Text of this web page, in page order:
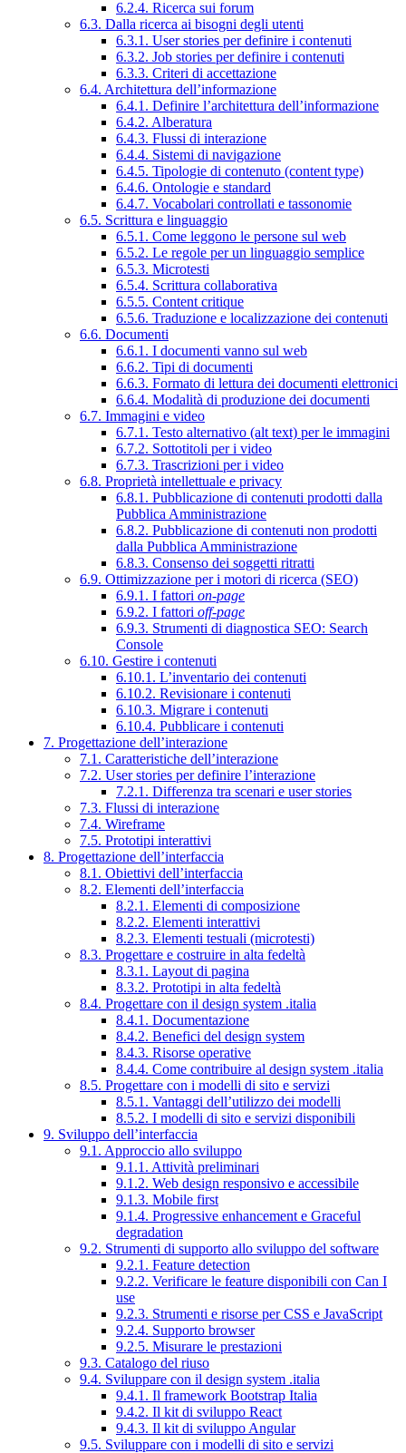
6.2.4. Ricerca sui forum
6.3. Dalla ricerca ai bisogni degli utenti
6.3.1. User stories per definire i contenuti
6.3.2. Job stories per definire i contenuti
6.3.3. Criteri di accettazione
6.4. Architettura dell’informazione
6.4.1. Definire l’architettura dell’informazione
6.4.2. Alberatura
6.4.3. Flussi di interazione
6.4.4. Sistemi di navigazione
6.4.5. Tipologie di contenuto (content type)
6.4.6. Ontologie e standard
6.4.7. Vocabolari controllati e tassonomie
6.5. Scrittura e linguaggio
6.5.1. Come leggono le persone sul web
6.5.2. Le regole per un linguaggio semplice
6.5.3. Microtesti
6.5.4. Scrittura collaborativa
6.5.5. Content critique
6.5.6. Traduzione e localizzazione dei contenuti
6.6. Documenti
6.6.1. I documenti vanno sul web
6.6.2. Tipi di documenti
6.6.3. Formato di lettura dei documenti elettronici
6.6.4. Modalità di produzione dei documenti
6.7. Immagini e video
6.7.1. Testo alternativo (alt text) per le immagini
6.7.2. Sottotitoli per i video
6.7.3. Trascrizioni per i video
6.8. Proprietà intellettuale e privacy
6.8.1. Pubblicazione di contenuti prodotti dalla
Pubblica Amministrazione
6.8.2. Pubblicazione di contenuti non prodotti
dalla Pubblica Amministrazione
6.8.3. Consenso dei soggetti ritratti
6.9. Ottimizzazione per i motori di ricerca (SEO)
6.9.1. I fattori on-page
6.9.2. I fattori off-page
6.9.3. Strumenti di diagnostica SEO: Search
Console
6.10. Gestire i contenuti
6.10.1. L’inventario dei contenuti
6.10.2. Revisionare i contenuti
6.10.3. Migrare i contenuti
6.10.4. Pubblicare i contenuti
7. Progettazione dell’interazione
7.1. Caratteristiche dell’interazione
7.2. User stories per definire l’interazione
7.2.1. Differenza tra scenari e user stories
7.3. Flussi di interazione
7.4. Wireframe
7.5. Prototipi interattivi
8. Progettazione dell’interfaccia
8.1. Obiettivi dell’interfaccia
8.2. Elementi dell’interfaccia
8.2.1. Elementi di composizione
8.2.2. Elementi interattivi
8.2.3. Elementi testuali (microtesti)
8.3. Progettare e costruire in alta fedeltà
8.3.1. Layout di pagina
8.3.2. Prototipi in alta fedeltà
8.4. Progettare con il design system .italia
8.4.1. Documentazione
8.4.2. Benefici del design system
8.4.3. Risorse operative
8.4.4. Come contribuire al design system .italia
8.5. Progettare con i modelli di sito e servizi
8.5.1. Vantaggi dell’utilizzo dei modelli
8.5.2. I modelli di sito e servizi disponibili
9. Sviluppo dell’interfaccia
9.1. Approccio allo sviluppo
9.1.1. Attività preliminari
9.1.2. Web design responsivo e accessibile
9.1.3. Mobile first
9.1.4. Progressive enhancement e Graceful
degradation
9.2. Strumenti di supporto allo sviluppo del software
9.2.1. Feature detection
9.2.2. Verificare le feature disponibili con Can I
use
9.2.3. Strumenti e risorse per CSS e JavaScript
9.2.4. Supporto browser
9.2.5. Misurare le prestazioni
9.3. Catalogo del riuso
9.4. Sviluppare con il design system .italia
9.4.1. Il framework Bootstrap Italia
9.4.2. Il kit di sviluppo React
9.4.3. Il kit di sviluppo Angular
9.5. Sviluppare con i modelli di sito e servizi